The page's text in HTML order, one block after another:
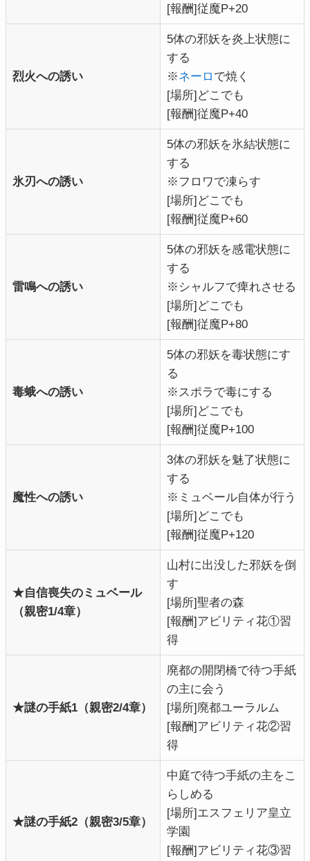
[報酬]従魔P+20
烈火への誘い
5体の邪妖を炎上状態に
する
※ネーロ で焼く
[場所]どこでも
[報酬]従魔P+40
氷刃への誘い
5体の邪妖を氷結状態に
する
※フロワで凍らす
[場所]どこでも
[報酬]従魔P+60
雷鳴への誘い
5体の邪妖を感電状態に
する
※シャルフで痺れさせる
[場所]どこでも
[報酬]従魔P+80
毒蛾への誘い
5体の邪妖を毒状態にす
る
※スポラで毒にする
[場所]どこでも
[報酬]従魔P+100
魔性への誘い
3体の邪妖を魅了状態に
する
※ミュベール自体が行う
[場所]どこでも
[報酬]従魔P+120
★自信喪失のミュベール
（親密1/4章）
山村に出没した邪妖を倒
す
[場所]聖者の森
[報酬]アビリティ花①習
得
★謎の手紙1（親密2/4章）
廃都の開閉橋で待つ手紙
の主に会う
[場所]廃都ユーラルム
[報酬]アビリティ花②習
得
★謎の手紙2（親密3/5章）
中庭で待つ手紙の主をこ
らしめる
[場所]エスフェリア皇立
学園
[報酬]アビリティ花③習